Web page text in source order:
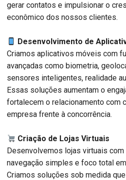
gerar contatos e impulsionar o
econômico dos nossos clientes.
Desenvolvimento de
Criamos aplicativos móveis com
avançadas como biometria,
sensores inteligentes, realidade
Essas soluções aumentam o
fortalecem o relacionamento com
empresa frente à concorrência.
Criação de Lojas Virtuais
Desenvolvemos lojas virtuais
navegação simples e foco total
Criamos soluções sob medida